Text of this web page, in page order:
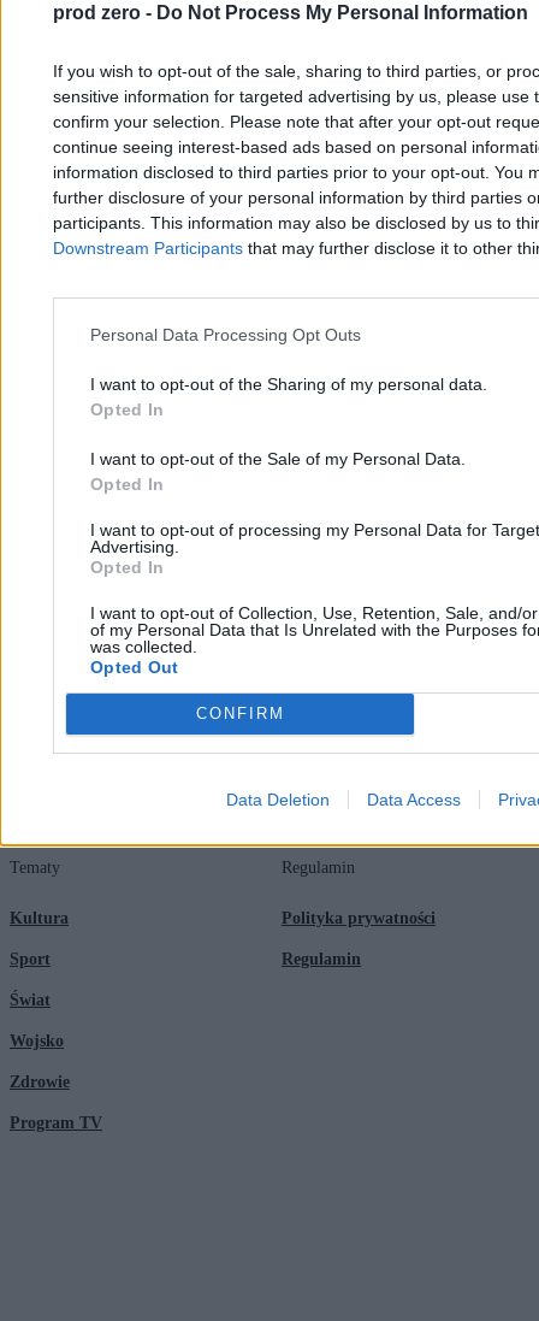
prod zero - Do Not Process My Personal Information
If you wish to opt-out of the sale, sharing to third parties, or
sensitive information for targeted advertising by us, please use
confirm your selection. Please note that after your opt-out
continue seeing interest-based ads based on personal
information disclosed to third parties prior to your opt-out. You
further disclosure of your personal information by third parties
participants. This information may also be disclosed by us to
Downstream Participants that may further disclose it to other
Personal Data Processing Opt Outs
I want to opt-out of the Sharing of my personal data.
Opted In
I want to opt-out of the Sale of my Personal Data.
Opted In
I want to opt-out of processing my Personal Data for
Advertising.
Opted In
I want to opt-out of Collection, Use, Retention, Sale, and/
of my Personal Data that Is Unrelated with the Purposes
was collected.
Opted Out
CONFIRM
Data Deletion Data Access
mówić „tak”
Wojciech Parol
16.04.2026
Najpopularniejsze
Koniec ery obrączek? Dlaczego Polacy przestają mówić „tak”
Tematy
Opinie
Tematy
Kultura
Sport
Świat
Wojsko
Zdrowie
Program TV
Regulamin
Polityka prywatności
Regulamin